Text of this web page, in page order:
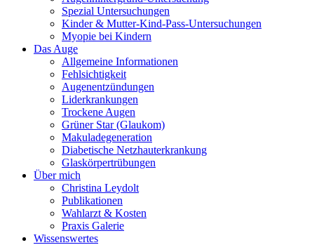
Spezial Untersuchungen
Kinder & Mutter-Kind-Pass-Untersuchungen
Myopie bei Kindern
Das Auge
Allgemeine Informationen
Fehlsichtigkeit
Augenentzündungen
Liderkrankungen
Trockene Augen
Grüner Star (Glaukom)
Makuladegeneration
Diabetische Netzhauterkrankung
Glaskörpertrübungen
Über mich
Christina Leydolt
Publikationen
Wahlarzt & Kosten
Praxis Galerie
Wissenswertes